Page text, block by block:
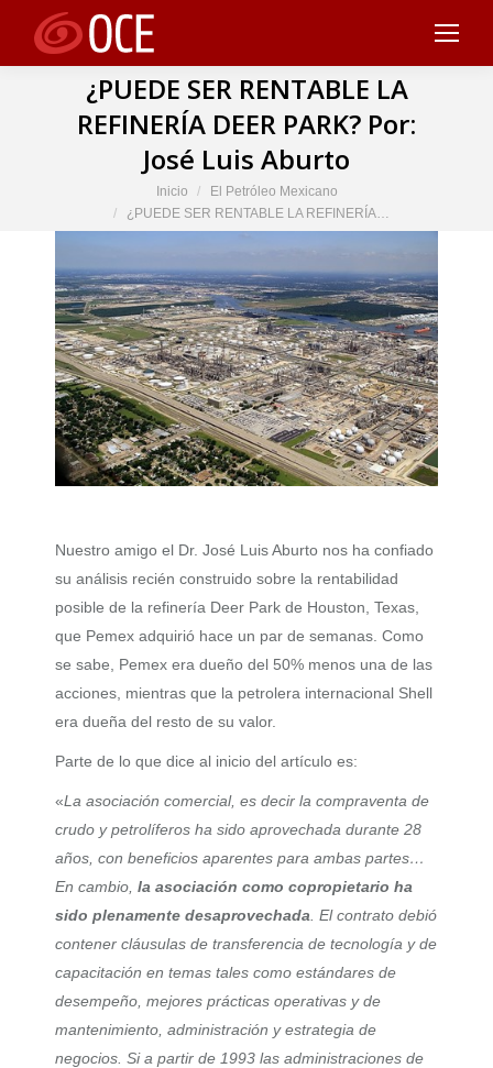
¿PUEDE SER RENTABLE LA
REFINERÍA DEER PARK? Por:
José Luis Aburto
Inicio
El Petróleo Mexicano
¿PUEDE SER RENTABLE LA REFINERÍA…
Nuestro amigo el Dr. José Luis Aburto nos ha confiado
su análisis recién construido sobre la rentabilidad
posible de la refinería Deer Park de Houston, Texas,
que Pemex adquirió hace un par de semanas. Como
se sabe, Pemex era dueño del 50% menos una de las
acciones, mientras que la petrolera internacional Shell
era dueña del resto de su valor.
Parte de lo que dice al inicio del artículo es:
«La asociación comercial, es decir la compraventa de
crudo y petrolíferos ha sido aprovechada durante 28
años, con beneficios aparentes para ambas partes…
En cambio, la asociación como copropietario ha
sido plenamente desaprovechada . El contrato debió
contener cláusulas de transferencia de tecnología y de
capacitación en temas tales como estándares de
desempeño, mejores prácticas operativas y de
mantenimiento, administración y estrategia de
negocios. Si a partir de 1993 las administraciones de